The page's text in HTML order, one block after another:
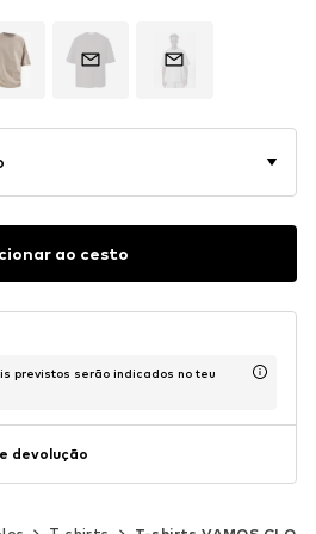
ao cesto
previstos serão indicados no teu
devolução